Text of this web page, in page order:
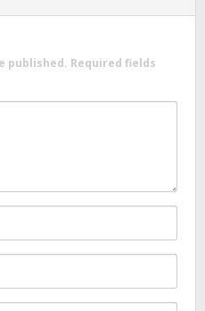
published. Required fields